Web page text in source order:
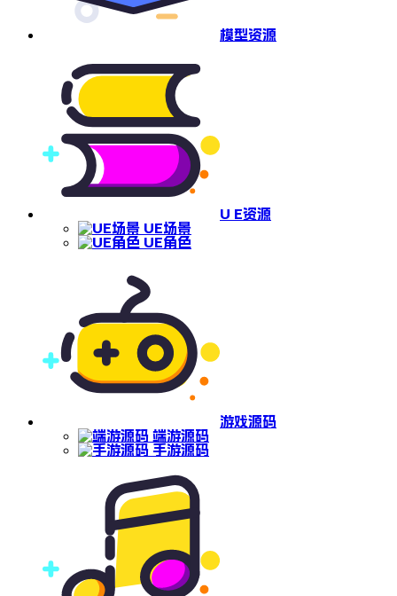
模型资源
U E资源
UE场景
UE角色
游戏源码
端游源码
手游源码